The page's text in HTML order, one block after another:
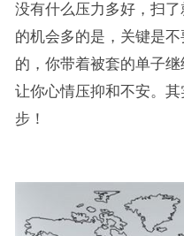
没有什么压力多好，扫
的机会多的是，关键是
的，你带着被套的单子
让你心情压抑和不安。
步！